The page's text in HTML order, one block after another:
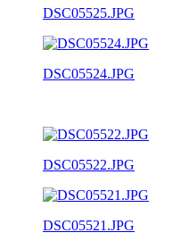
DSC05525.JPG
DSC05524.JPG
DSC05522.JPG
DSC05521.JPG